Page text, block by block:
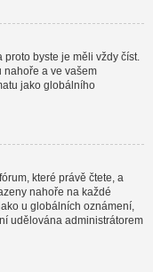
byste je měli vždy číst.
nahoře a ve vašem
jako globálního
které právě čtete, a
nahoře na každé
u globálních oznámení,
udělována administrátorem